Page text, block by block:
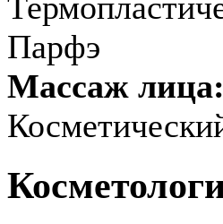
Парфэ
Массаж лица: